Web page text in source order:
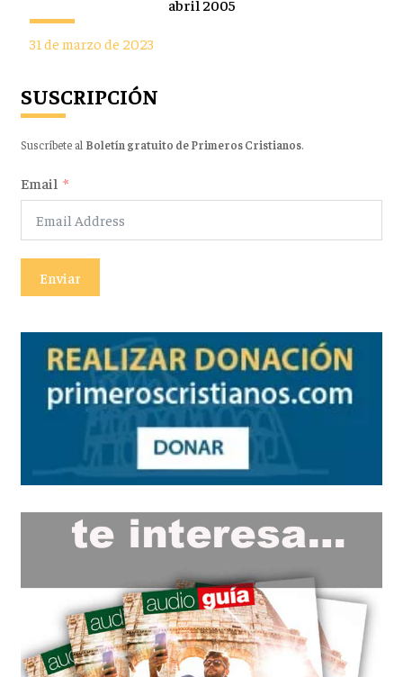
abril 2005
31 de marzo de 2023
SUSCRIPCIÓN
Suscríbete al Boletín gratuito de Primeros Cristianos.
Email
Enviar